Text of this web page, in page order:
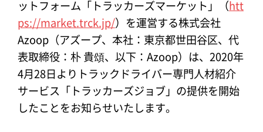
ットフォーム「トラッカーズマーケット」（ htt
ps://market.trck.jp/）を運営する株式会社
Azoop（アズープ、本社：東京都世田谷区、代
表取締役：朴 貴頌、以下：Azoop）は、2020年
4月28日よりトラックドライバー専門人材紹介
サービス「トラッカーズジョブ」の提供を開始
したことをお知らせいたします。